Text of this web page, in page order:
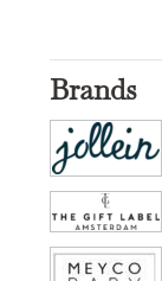
Brands